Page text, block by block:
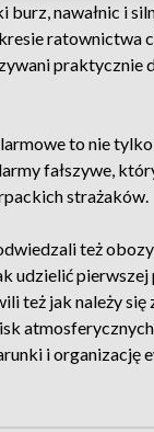
burz, nawałnic i
ratownictwa
praktycznie
to nie tylko
fałszywe,
strażaków.
też
udzielić pierwszej
też jak należy się
i organizację